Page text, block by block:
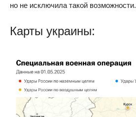
но не исключила такой возможности.
Карты украины: